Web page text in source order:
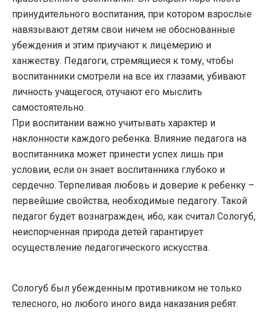
принудительного воспитания, при котором взрослые
навязывают детям свои ничем не обоснованные
убеж­дения и этим приучают к лицемерию и
ханжеству. Педагоги, стремящиеся к тому, чтобы
воспитанники смотрели на все их глазами, убивают
личность учащегося, отучают его мыслить
самостоятельно.
При воспитании важно учитывать характер и
наклонности каждого ребенка. Влияние педагога на
воспитанника может принести успех лишь при
условии, если он знает воспитанника глубоко и
сердечно. Терпеливая любовь и доверие к ребенку –
первейшие свойства, необходимые педагогу. Такой
педагог будет вознагражден, ибо, как считал Сологуб,
неиспорченная природа детей гарантирует
осуществление педагогического искусства.
Сологуб был убежденным противником не только
телесного, но любого иного вида наказания ребят.